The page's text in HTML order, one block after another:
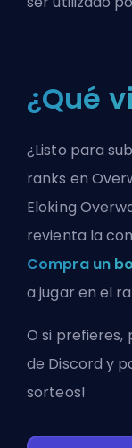
¿Qué
¿Listo para
ranks en
Eloking
revienta la
Compra un
a jugar en el
O si prefieres,
de Discord y
sorteos!